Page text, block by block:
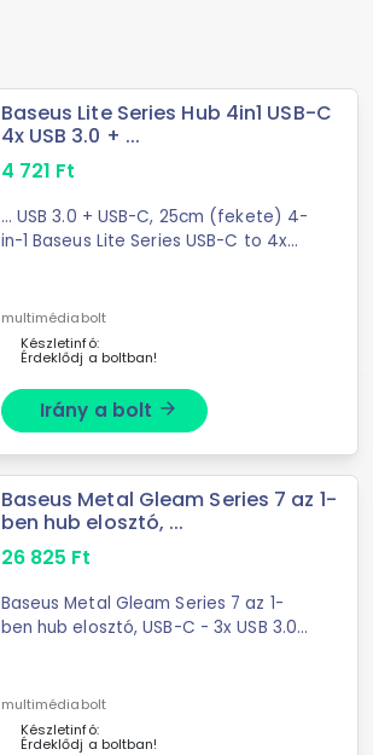
Baseus Lite Series Hub 4in1 USB-C
4x USB 3.0 + ...
4 721 Ft
... USB 3.0 + USB-C, 25cm (fekete) 4-
in-1 Baseus Lite Series USB-C to 4x
multimédiabolt
Készletinfó:
Érdeklődj a boltban!
Irány a bolt arrow_forward
Baseus Metal Gleam Series 7 az 1-
ben hub elosztó, ...
26 825 Ft
Baseus Metal Gleam Series 7 az 1-
ben hub elosztó, USB-C - 3x USB 3.0
in-1 HubLooking for a reliable tool
that will ...
multimédiabolt
Készletinfó:
Érdeklődj a boltban!